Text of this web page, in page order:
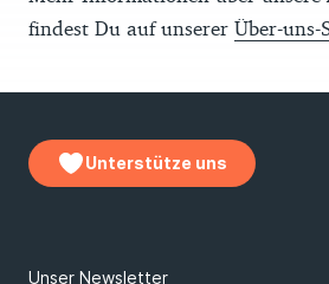
findest Du auf unserer Über-uns-
Unterstütze uns